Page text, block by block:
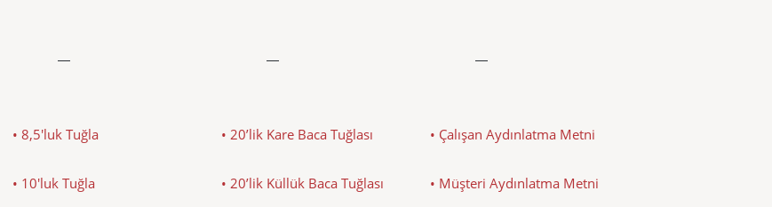
• 8,5'luk Tuğla
• 10'luk Tuğla
• 20’lik Kare Baca Tuğlası
• 20’lik Küllük Baca Tuğlası
• Çalışan Aydınlatma Metni
• Müşteri Aydınlatma Metni